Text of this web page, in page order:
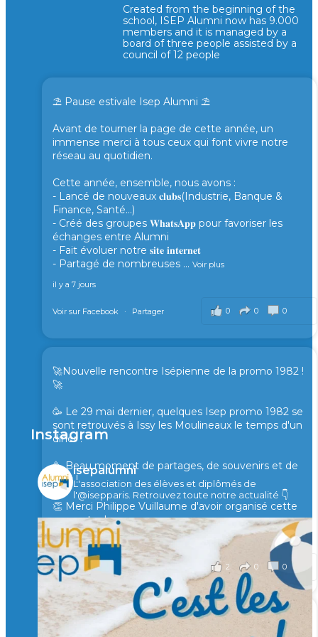
Created from the beginning of the
school, ISEP Alumni now has 9.000
members and it is managed by a
board of three people assisted by a
council of 12 people
⛱️ Pause estivale Isep Alumni ⛱️
Avant de tourner la page de cette année, un
immense merci à tous ceux qui font vivre notre
réseau au quotidien.
Cette année, ensemble, nous avons :
- Lancé de nouveaux 𝐜𝐥𝐮𝐛𝐬(Industrie, Banque &
Finance, Santé...)
- Créé des groupes 𝐖𝐡𝐚𝐭𝐬𝐀𝐩𝐩 pour favoriser les
échanges entre Alumni
- Fait évoluer notre 𝐬𝐢𝐭𝐞 𝐢𝐧𝐭𝐞𝐫𝐧𝐞𝐭
- Partagé de nombreuses ... Voir plus
il y a 7 jours
0 0 0
Voir sur Facebook · Partager
🚀Nouvelle rencontre Isépienne de la promo 1982 !
🚀
🥳 Le 29 mai dernier, quelques Isep promo 1982 se
sont retrouvés à Issy les Moulineaux le temps d'un
diner !
🥳 Beau moment de partages, de souvenirs et de
rires !
👏 Merci Philippe Vuillaume d'avoir organisé cette
rencontre !
il y a 2 mois
2 0 0
Voir sur Facebook · Partager
🙏 Soutenez l’Isep via la taxe d’apprentissage 2026
Instagram
isepalumni
L'association des élèves et diplômés de
l'@isepparis. Retrouvez toute notre actualité 👇